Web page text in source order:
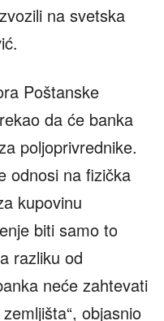
na svetska
Poštanske
da će banka
poljoprivrednike.
odnosi na fizička
kupovinu
biti samo to
razliku od
neće zahtevati
objasnio